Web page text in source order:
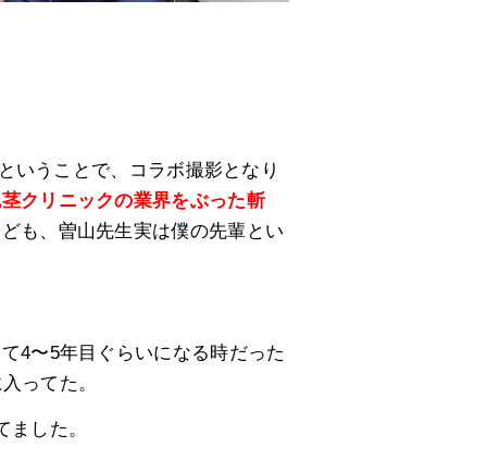
いうことで、コラボ撮影となり
クリニックの業界をぶった斬
も、曽山先生実は僕の先輩とい
4〜5年目ぐらいになる時だった
ってた。
した。